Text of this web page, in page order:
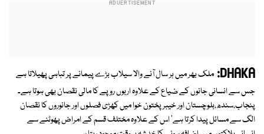
DHAKA: ملک بھر میں ہر سال آنے والا سیلاب بڑے پیمانے پر تباہی پھیلاتا ہے
جس سے انسانی جانوں کے ضیاع کے علاوہ اربوں روپے کا مالی نقصان بھی ہوتا ہے۔
پنجاب،سندھ،بلوچستان اور خیبر پختون خوا میں کھڑی فصلوں اور جانوروں کا نقصان
الگ سے مسائل پیدا کرتا ہے' اس کے علاوہ مختلف قسم کے امراض پھوٹنے سے